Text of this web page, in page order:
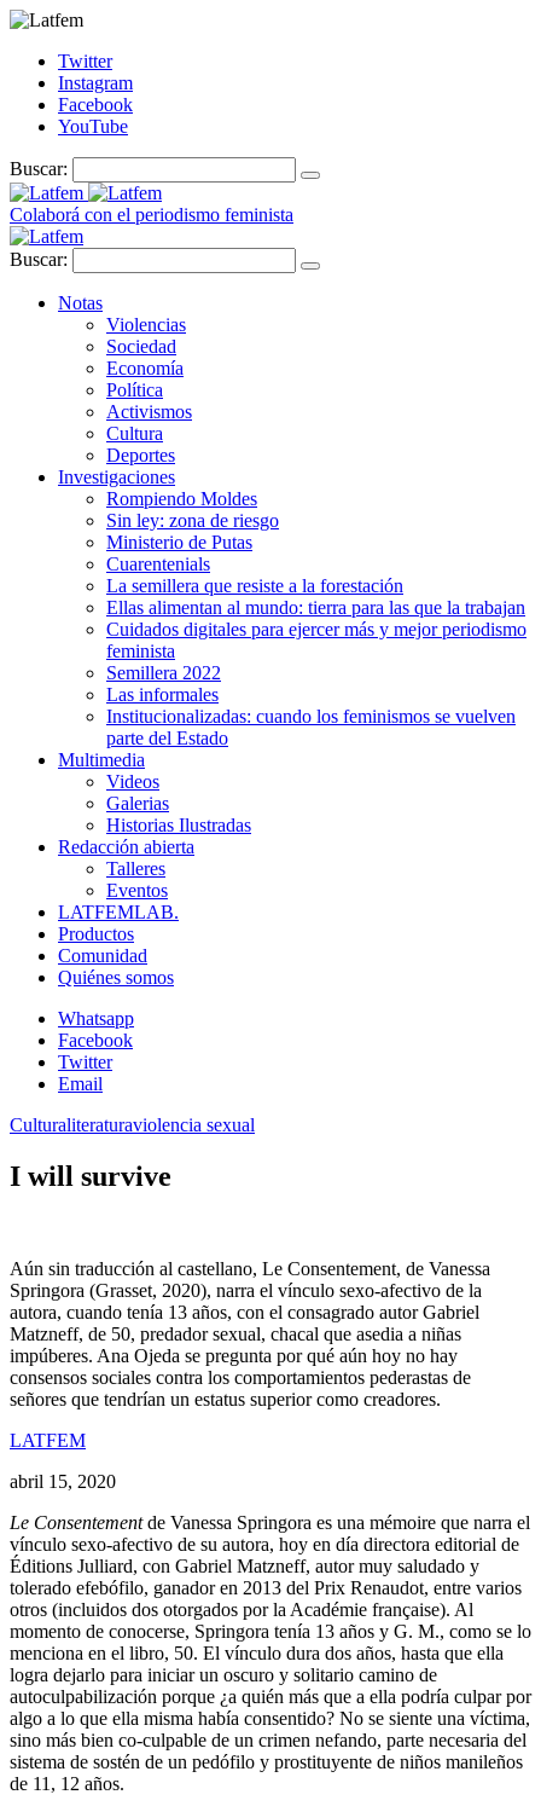
Twitter
Instagram
Facebook
YouTube
Buscar:
Colaborá con el periodismo feminista
Buscar:
Notas
Violencias
Sociedad
Economía
Política
Activismos
Cultura
Deportes
Investigaciones
Rompiendo Moldes
Sin ley: zona de riesgo
Ministerio de Putas
Cuarentenials
La semillera que resiste a la forestación
Ellas alimentan al mundo: tierra para las que la trabajan
Cuidados digitales para ejercer más y mejor periodismo
feminista
Semillera 2022
Las informales
Institucionalizadas: cuando los feminismos se vuelven
parte del Estado
Multimedia
Videos
Galerias
Historias Ilustradas
Redacción abierta
Talleres
Eventos
LATFEMLAB.
Productos
Comunidad
Quiénes somos
Whatsapp
Facebook
Twitter
Email
Culturaliteraturaviolencia sexual
I will survive
Aún sin traducción al castellano, Le Consentement, de Vanessa
Springora (Grasset, 2020), narra el vínculo sexo-afectivo de la
autora, cuando tenía 13 años, con el consagrado autor Gabriel
Matzneff, de 50, predador sexual, chacal que asedia a niñas
impúberes. Ana Ojeda se pregunta por qué aún hoy no hay
consensos sociales contra los comportamientos pederastas de
señores que tendrían un estatus superior como creadores.
LATFEM
abril 15, 2020
Le Consentementde Vanessa Springora es una mémoire que narra el
vínculo sexo-afectivo de su autora, hoy en día directora editorial de
Éditions Julliard, con Gabriel Matzneff, autor muy saludado y
tolerado efebófilo, ganador en 2013 del Prix Renaudot, entre varios
otros (incluidos dos otorgados por la Académie française). Al
momento de conocerse, Springora tenía 13 años y G. M., como se lo
menciona en el libro, 50. El vínculo dura dos años, hasta que ella
logra dejarlo para iniciar un oscuro y solitario camino de
autoculpabilización porque ¿a quién más que a ella podría culpar por
algo a lo que ella misma había consentido? No se siente una víctima,
sino más bien co-culpable de un crimen nefando, parte necesaria del
sistema de sostén de un pedófilo y prostituyente de niños manileños
de 11, 12 años.